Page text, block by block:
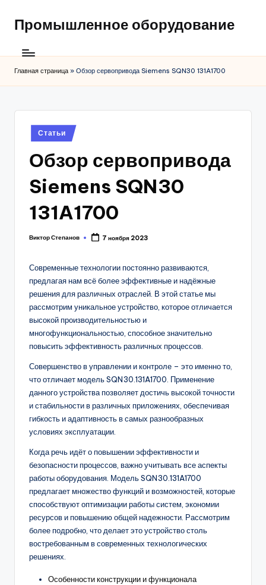
Промышленное оборудование
Главная страница » Обзор сервопривода Siemens SQN30 131A1700
Posted
in
Статьи
Обзор сервопривода
Siemens SQN30
131A1700
Posted
Виктор Степанов 7 ноября 2023
Современные технологии постоянно развиваются,
предлагая нам всё более эффективные и надёжные
решения для различных отраслей. В этой статье мы
рассмотрим уникальное устройство, которое отличается
высокой производительностью и
многофункциональностью, способное значительно
повысить эффективность различных процессов.
Совершенство в управлении и контроле – это именно то,
что отличает модель SQN30.131A1700. Применение
данного устройства позволяет достичь высокой точности
и стабильности в различных приложениях, обеспечивая
гибкость и адаптивность в самых разнообразных
условиях эксплуатации.
Когда речь идёт о повышении эффективности и
безопасности процессов, важно учитывать все аспекты
работы оборудования. Модель SQN30.131A1700
предлагает множество функций и возможностей, которые
способствуют оптимизации работы систем, экономии
ресурсов и повышению общей надежности. Рассмотрим
более подробно, что делает это устройство столь
востребованным в современных технологических
решениях.
Особенности конструкции и функционала